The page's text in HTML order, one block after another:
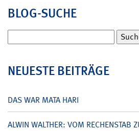
BLOG-SUCHE
nach:
NEUESTE BEITRÄGE
DAS WAR MATA HARI
ALWIN WALTHER: VOM RECHENSTAB